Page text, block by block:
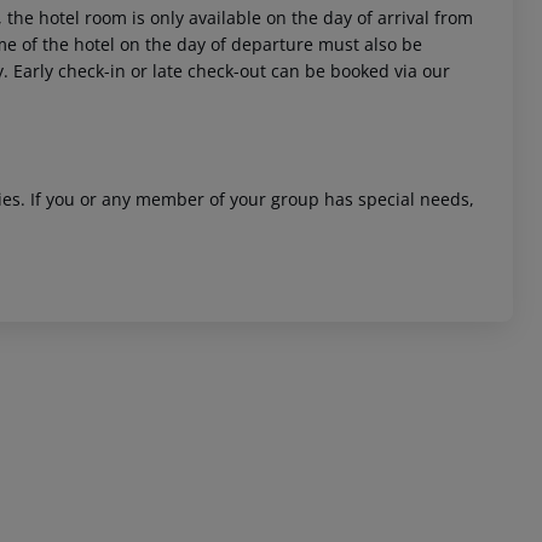
hotel room is only available on the day of arrival from
of the hotel on the day of departure must also be
check-in or late check-out can be booked via our
If you or any member of your group has special needs,